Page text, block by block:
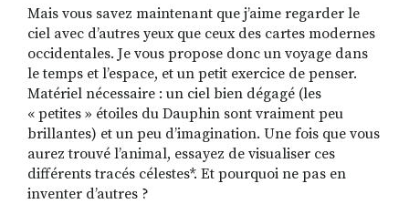
Mais vous savez maintenant que j’aime regarder le
ciel avec d’autres yeux que ceux des cartes modernes
occidentales. Je vous propose donc un voyage dans
le temps et l’espace, et un petit exercice de penser.
Matériel nécessaire : un ciel bien dégagé (les
« petites » étoiles du Dauphin sont vraiment peu
brillantes) et un peu d’imagination. Une fois que vous
aurez trouvé l’animal, essayez de visualiser ces
différents tracés célestes*. Et pourquoi ne pas en
inventer d’autres ?